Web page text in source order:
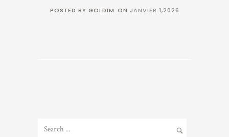
POSTED BY GOLDIM ON JANVIER 1,2026